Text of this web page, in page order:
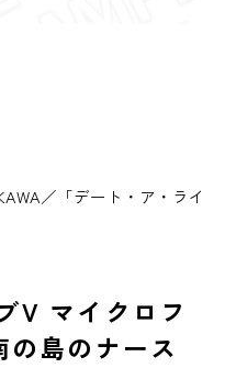
／「デート・ア・ライ
V マイクロフ
島のナース